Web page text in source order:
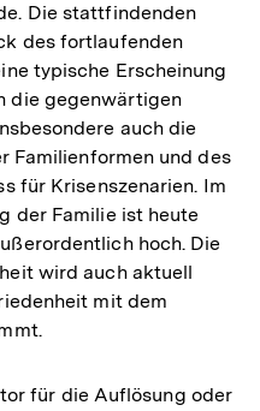
Die stattfindenden
des fortlaufenden
typische Erscheinung
die gegenwärtigen
auch die
Familienformen und des
für Krisenszenarien. Im
der Familie ist heute
hoch. Die
wird auch aktuell
mit dem
für die Auflösung oder